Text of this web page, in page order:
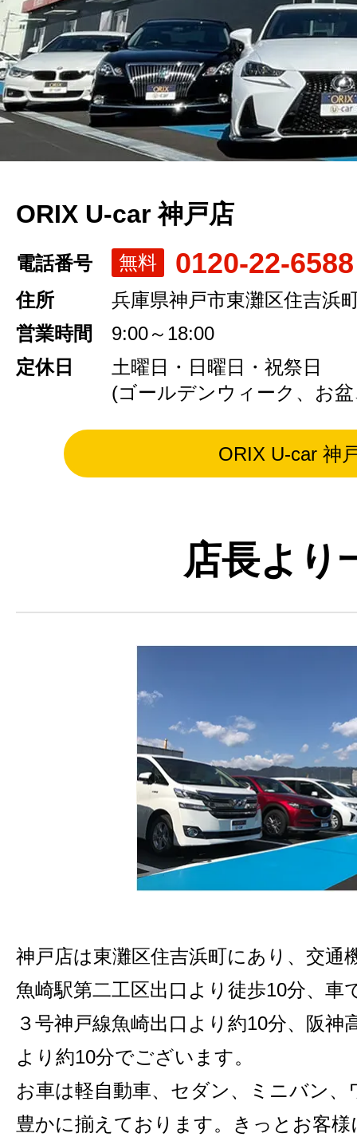
ORIX U-car 神戸店
電話番号 無料 0120-22-6588
住所
兵庫県神戸市東灘区住吉浜
営業時間
9:00～18:00
定休日
土曜日・日曜日・祝祭日
(ゴールデンウィーク、お
ORIX U-car 神
店長より
神戸店は東灘区住吉浜町にあり、交通
魚崎駅第二工区出口より徒歩10分、車
３号神戸線魚崎出口より約10分、阪神
より約10分でございます。
お車は軽自動車、セダン、ミニバン
豊かに揃えております。きっとお客